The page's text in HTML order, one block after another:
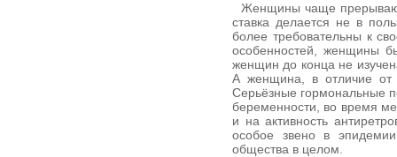
Женщины чаще
ставка делается не в
более требовательны к
особенностей, женщины
женщин до конца не
А женщина, в отличие от
Серьёзные гормональные
беременности, во время
и на активность
особое звено в
общества в целом.